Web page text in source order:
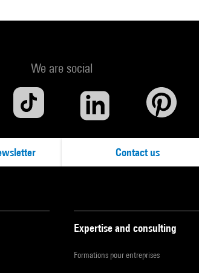
We are social
Contact us
Expertise and consulting
Formations pour entreprises